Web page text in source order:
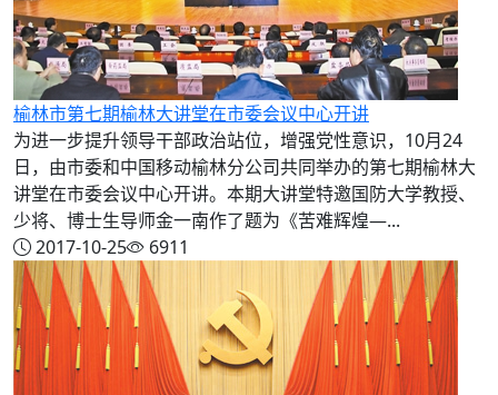
榆林市第七期榆林大讲堂在市委会议中心开讲
为进一步提升领导干部政治站位，增强党性意识，10月24
日，由市委和中国移动榆林分公司共同举办的第七期榆林大
讲堂在市委会议中心开讲。本期大讲堂特邀国防大学教授、
少将、博士生导师金一南作了题为《苦难辉煌—...
2017-10-25
6911